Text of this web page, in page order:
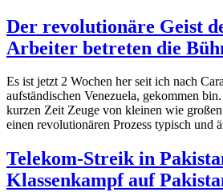
Der revolutionäre Geist
Arbeiter betreten die
Es ist jetzt 2 Wochen her seit ich nach
aufständischen Venezuela, gekommen
kurzen Zeit Zeuge von kleinen wie
einen revolutionären Prozess typisch und
Telekom-Streik in
Klassenkampf auf